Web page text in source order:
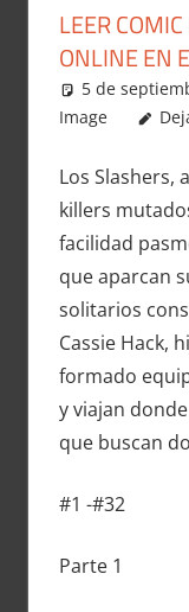
LEER
ONLINE EN
5 de
Image
Los Slashers,
killers
facilidad
que aparcan
solitarios
Cassie Hack,
formado
y viajan
que buscan
#1 -#32
Parte 1